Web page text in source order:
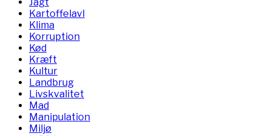
Kartoffelavl
Klima
Korruption
Kød
Kræft
Kultur
Landbrug
Livskvalitet
Mad
Manipulation
Miljø